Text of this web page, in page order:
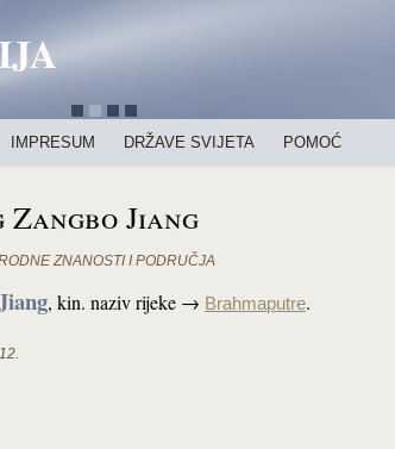
IMPRESUM DRŽAVE SVIJETA POMOĆ
Jiang
ZNANOSTI I PODRUČJA
, kin. naziv rijeke → Brahmaputre.